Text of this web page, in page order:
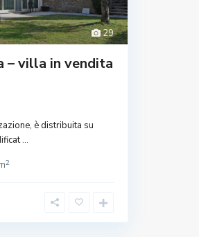
29
– villa in vendita
è distribuita su
...
2